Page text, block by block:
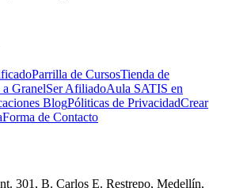
Parrilla de CursosTienda de
a GranelSer AfiliadoAula SATIS en
BlogPóliticas de PrivacidadCrear
Forma de Contacto
301, B. Carlos E. Restrepo, Medellín,